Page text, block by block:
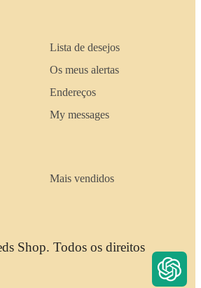
Lista de desejos
Os meus alertas
Endereços
My messages
Mais vendidos
Shop. Todos os direitos